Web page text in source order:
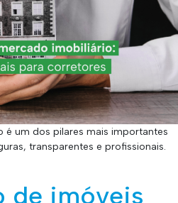
é um dos pilares mais importantes
transparentes e profissionais.
de imóveis